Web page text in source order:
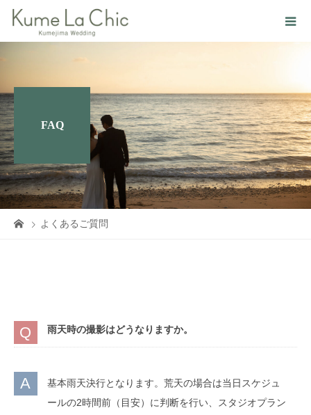
FAQ
よくあるご質問
雨天時の撮影はどうなりますか。
基本雨天決行となります。荒天の場合は当日スケジュ
ールの2時間前（目安）に判断を行い、スタジオプラン